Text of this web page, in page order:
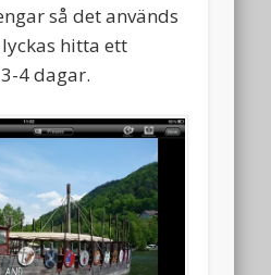
så det används
hitta ett
4 dagar.